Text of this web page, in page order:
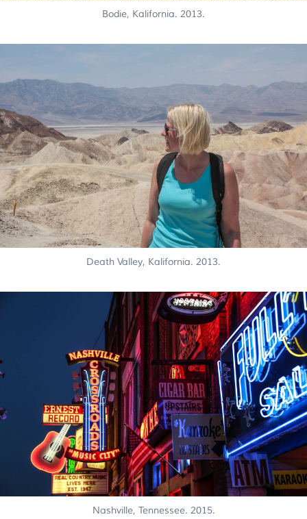
Bodie, Kalifornia. 2013.
Death Valley, Kalifornia. 2013.
Nashville, Tennessee. 2015.